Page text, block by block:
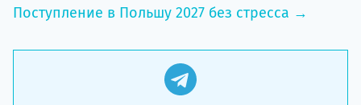
Поступление в Польшу 2027 без стресса →